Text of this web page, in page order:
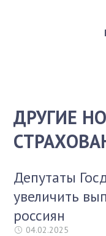
ДРУГИЕ
Депутаты
увеличить
россиян
04.02.2025